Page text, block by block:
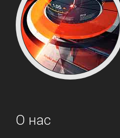
О нас
Black
Warrior
Cmedia
D-